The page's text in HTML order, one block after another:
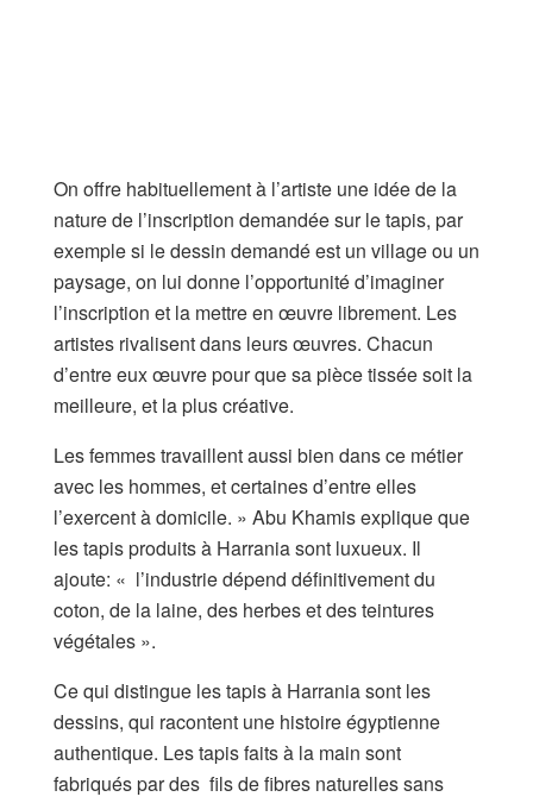
On offre habituellement à l’artiste une idée de la
nature de l’inscription demandée sur le tapis, par
exemple si le dessin demandé est un village ou un
paysage, on lui donne l’opportunité d’imaginer
l’inscription et la mettre en œuvre librement. Les
artistes rivalisent dans leurs œuvres. Chacun
d’entre eux œuvre pour que sa pièce tissée soit la
meilleure, et la plus créative.
Les femmes travaillent aussi bien dans ce métier
avec les hommes, et certaines d’entre elles
l’exercent à domicile. » Abu Khamis explique que
les tapis produits à Harrania sont luxueux. Il
ajoute: « l’industrie dépend définitivement du
coton, de la laine, des herbes et des teintures
végétales ».
Ce qui distingue les tapis à Harrania sont les
dessins, qui racontent une histoire égyptienne
authentique. Les tapis faits à la main sont
fabriqués par des fils de fibres naturelles sans